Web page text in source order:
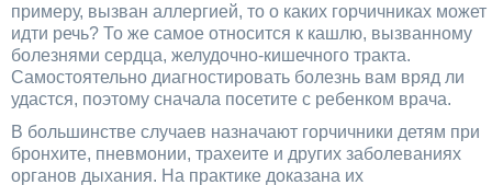
примеру, вызван аллергией, то о каких горчичниках может
идти речь? То же самое относится к кашлю, вызванному
болезнями сердца, желудочно-кишечного тракта.
Самостоятельно диагностировать болезнь вам вряд ли
удастся, поэтому сначала посетите с ребенком врача.
В большинстве случаев назначают горчичники детям при
бронхите, пневмонии, трахеите и других заболеваниях
органов дыхания. На практике доказана их